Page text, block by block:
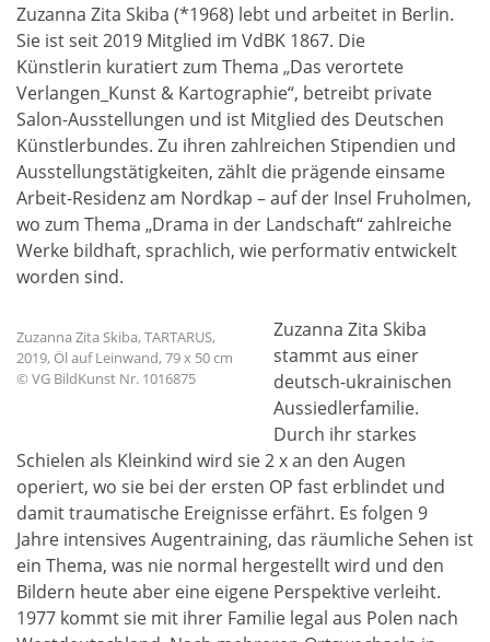
Zuzanna Zita Skiba (*1968) lebt und arbeitet in Berlin.
Sie ist seit 2019 Mitglied im VdBK 1867. Die
Künstlerin kuratiert zum Thema „Das verortete
Verlangen_Kunst & Kartographie“, betreibt private
Salon-Ausstellungen und ist Mitglied des Deutschen
Künstlerbundes. Zu ihren zahlreichen Stipendien und
Ausstellungstätigkeiten, zählt die prägende einsame
Arbeit-Residenz am Nordkap – auf der Insel Fruholmen,
wo zum Thema „Drama in der Landschaft“ zahlreiche
Werke bildhaft, sprachlich, wie performativ entwickelt
worden sind.
Zuzanna Zita Skiba, TARTARUS,
2019, Öl auf Leinwand, 79 x 50 cm
© VG BildKunst Nr. 1016875
Zuzanna Zita Skiba
stammt aus einer
deutsch-ukrainischen
Aussiedlerfamilie.
Durch ihr starkes
Schielen als Kleinkind wird sie 2 x an den Augen
operiert, wo sie bei der ersten OP fast erblindet und
damit traumatische Ereignisse erfährt. Es folgen 9
Jahre intensives Augentraining, das räumliche Sehen ist
ein Thema, was nie normal hergestellt wird und den
Bildern heute aber eine eigene Perspektive verleiht.
1977 kommt sie mit ihrer Familie legal aus Polen nach